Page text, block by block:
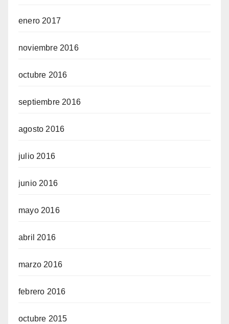
enero 2017
noviembre 2016
octubre 2016
septiembre 2016
agosto 2016
julio 2016
junio 2016
mayo 2016
abril 2016
marzo 2016
febrero 2016
octubre 2015